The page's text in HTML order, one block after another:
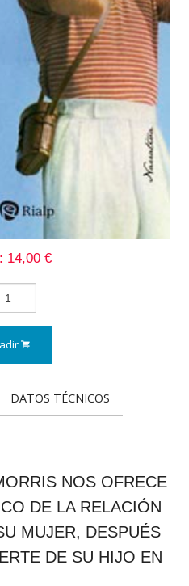
14,00 €
DATOS TÉCNICOS
NOS OFRECE
DE LA RELACIÓN
MUJER, DESPUÉS
DE SU HIJO EN